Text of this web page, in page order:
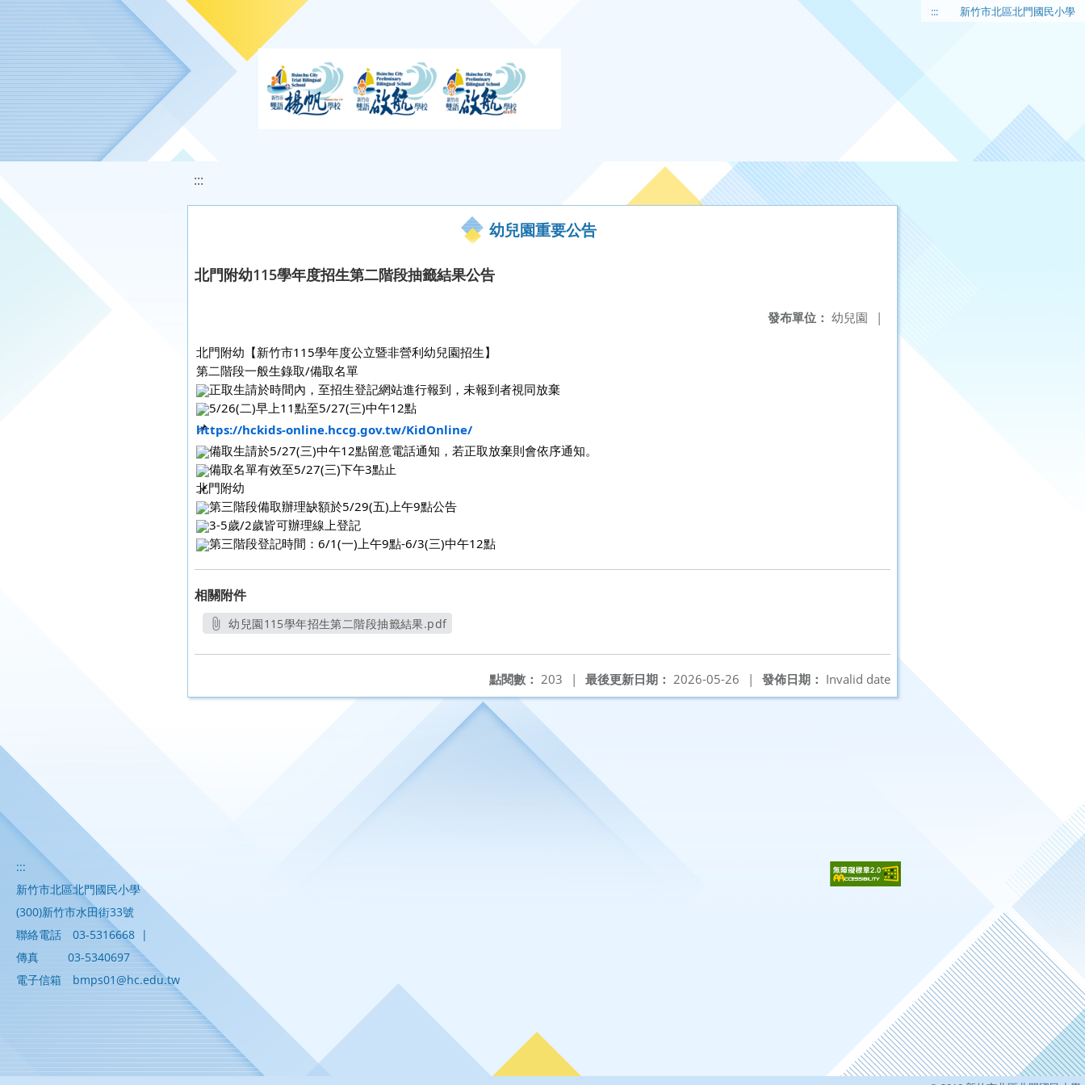
移至網頁之主要內容區位置 ::: 新竹市北區北門國民小學
:::
幼兒園重要公告
北門附幼115學年度招生第二階段抽籤結果公告
發布單位： 幼兒園 |
北門附幼【新竹市115學年度公立暨非營利幼兒園招生】
第二階段一般生錄取/備取名單
正取生請於時間內，至招生登記網站進行報到，未報到者視同放棄
5/26(二)早上11點至5/27(三)中午12點
https://hckids-online.hccg.gov.tw/KidOnline/
備取生請於5/27(三)中午12點留意電話通知，若正取放棄則會依序通知。
備取名單有效至5/27(三)下午3點止
北門附幼
第三階段備取辦理缺額於5/29(五)上午9點公告
3-5歲/2歲皆可辦理線上登記
第三階段登記時間：6/1(一)上午9點-6/3(三)中午12點
相關附件
幼兒園115學年招生第二階段抽籤結果.pdf
發佈日期： Invalid date
最後更新日期： 2026-05-26 |
點閱數： 203 |
:::
新竹市北區北門國民小學
(300)新竹市水田街33號
聯絡電話
03-5316668 |
傳真
03-5340697
電子信箱
bmps01@hc.edu.tw